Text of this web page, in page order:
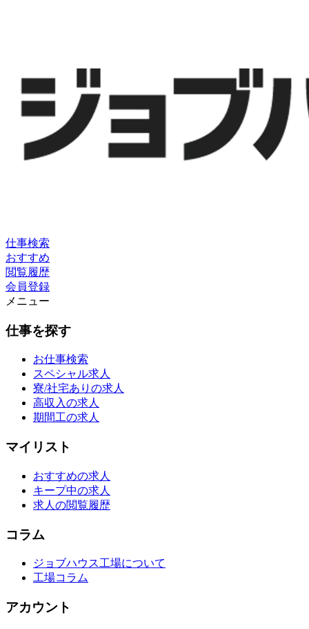
仕事検索
おすすめ
閲覧履歴
会員登録
メニュー
仕事を探す
お仕事検索
スペシャル求人
寮/社宅ありの求人
高収入の求人
期間工の求人
マイリスト
おすすめの求人
キープ中の求人
求人の閲覧履歴
コラム
ジョブハウス工場について
工場コラム
アカウント